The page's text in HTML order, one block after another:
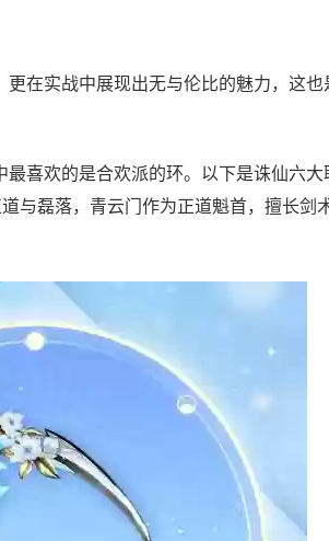
在实战中展现出无与伦比的魅力，这
喜欢的是合欢派的环。以下是诛仙六
与磊落，青云门作为正道魁首，擅长剑